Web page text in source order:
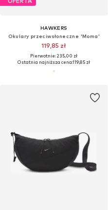
HAWKERS
Okulary przeciwsłoneczne 'Moma'
119,85 zł
Pierwotnie: 235,00 zł
Ostatnia najniższa cena:119,85 zł